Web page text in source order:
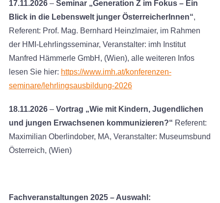
17.11.2026– Seminar „Generation Z im Fokus – Ein
Blick in die Lebenswelt junger ÖsterreicherInnen“,
Referent: Prof. Mag. Bernhard Heinzlmaier, im Rahmen
der HMI-Lehrlingsseminar, Veranstalter: imh Institut
Manfred Hämmerle GmbH, (Wien), alle weiteren Infos
lesen Sie hier: https://www.imh.at/konferenzen-
seminare/lehrlingsausbildung-2026
18.11.2026 – Vortrag „Wie mit Kindern, Jugendlichen
und jungen Erwachsenen kommunizieren?“ Referent:
Maximilian Oberlindober, MA, Veranstalter: Museumsbund
Österreich, (Wien)
Fachveranstaltungen 2025 – Auswahl: